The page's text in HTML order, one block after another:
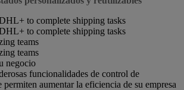
negocio
funcionalidades de control de
aumentar la eficiencia de su empresa